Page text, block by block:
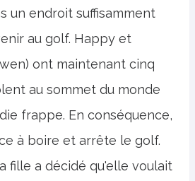
un endroit suffisamment
au golf. Happy et
ont maintenant cinq
au sommet du monde
frappe. En conséquence,
à boire et arrête le golf.
fille a décidé qu'elle voulait